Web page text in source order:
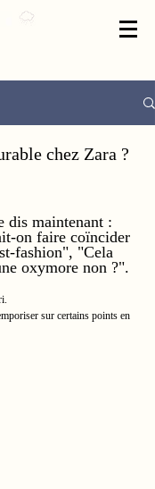
chez Zara ?
dis maintenant :
on faire coïncider
fashion", "Cela
oxymore non ?".
sur certains points en